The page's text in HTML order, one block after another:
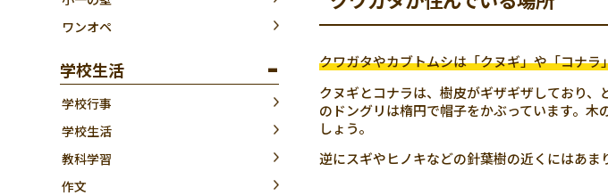
ワンオペ
学校生活
学校行事
学校生活
教科学習
作文
クワガタやカブトムシは「クヌギ」や「コナ
クヌギとコナラは、樹皮がギザギザしており
のドングリは楕円で帽子をかぶっています。
しょう。
逆にスギやヒノキなどの針葉樹の近くにはあま